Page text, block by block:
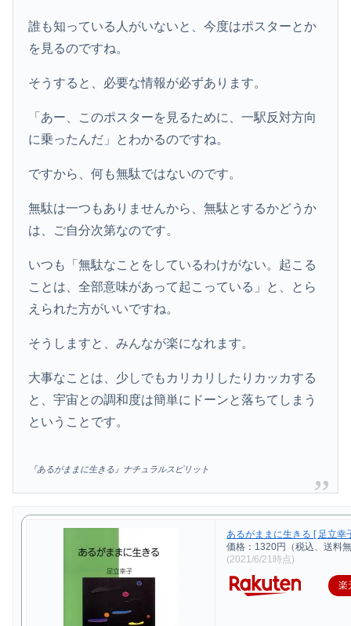
誰も知っている人がいないと、今度はポスターとか
を見るのですね。
そうすると、必要な情報が必ずあります。
「あー、このポスターを見るために、一駅反対方向
に乗ったんだ」とわかるのですね。
ですから、何も無駄ではないのです。
無駄は一つもありませんから、無駄とするかどうか
は、ご自分次第なのです。
いつも「無駄なことをしているわけがない。起こる
ことは、全部意味があって起こっている」と、とら
えられた方がいいですね。
そうしますと、みんなが楽になれます。
大事なことは、少しでもカリカリしたりカッカする
と、宇宙との調和度は簡単にドーンと落ちてしまう
ということです。
『あるがままに生きる』ナチュラルスピリット
あるがままに生きる [ 足立幸
価格：1320円（税込、送料
(2021/6/21時点)
楽